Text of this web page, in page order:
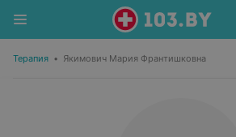
Терапия • Якимович Мария Франтишковна